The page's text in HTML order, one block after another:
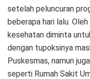
setelah peluncuran
beberapa hari lalu.
kesehatan diminta
dengan tupoksinya
Puskesmas, namun
seperti Rumah Sakit